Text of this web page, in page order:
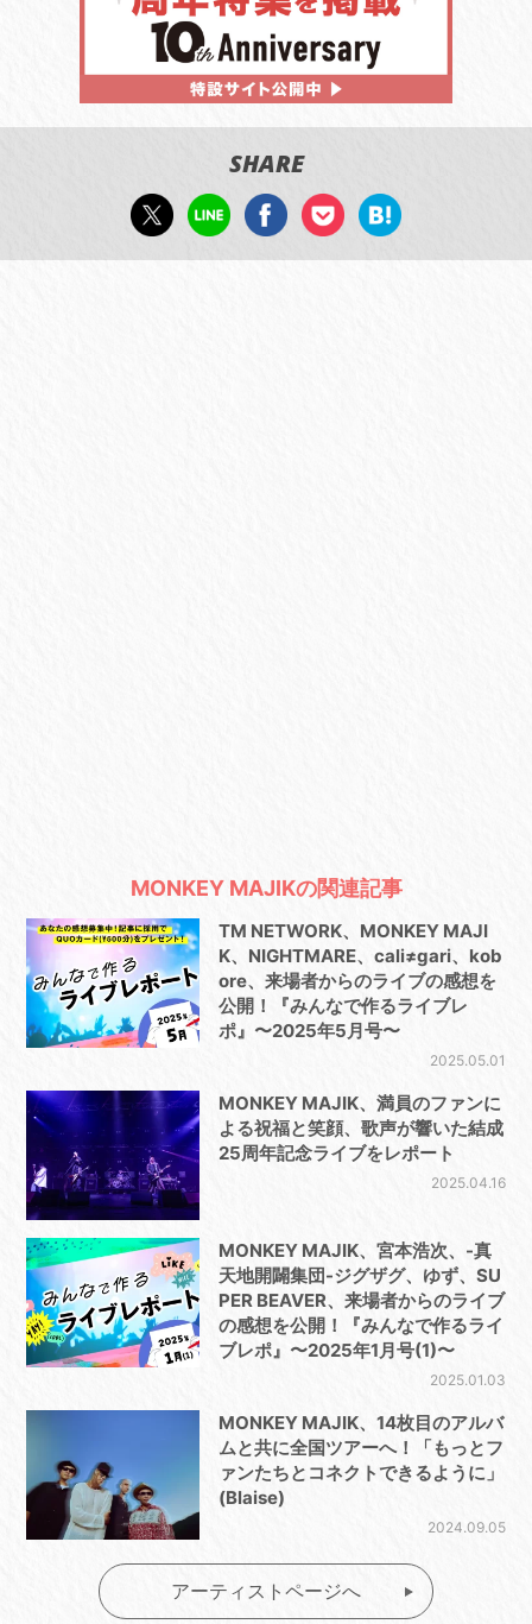
SHARE
MONKEY MAJIKの関連記事
TM NETWORK、MONKEY MAJI
K、NIGHTMARE、cali≠gari、kob
ore、来場者からのライブの感想を
公開！『みんなで作るライブレ
ポ』〜2025年5月号〜
2025.05.01
MONKEY MAJIK、満員のファンに
よる祝福と笑顔、歌声が響いた結成
25周年記念ライブをレポート
2025.04.16
MONKEY MAJIK、宮本浩次、-真
天地開闢集団-ジグザグ、ゆず、SU
PER BEAVER、来場者からのライブ
の感想を公開！『みんなで作るライ
ブレポ』〜2025年1月号(1)〜
2025.01.03
MONKEY MAJIK、14枚目のアルバ
ムと共に全国ツアーへ！「もっとフ
ァンたちとコネクトできるように」
(Blaise)
2024.09.05
アーティストページへ